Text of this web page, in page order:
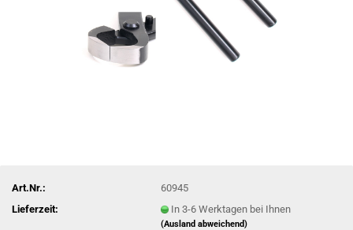
Art.Nr.:
60945
Lieferzeit:
In 3-6 Werktagen bei Ihnen
(Ausland abweichend)